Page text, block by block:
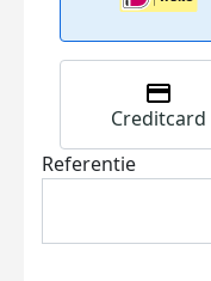
Creditcard
Referentie